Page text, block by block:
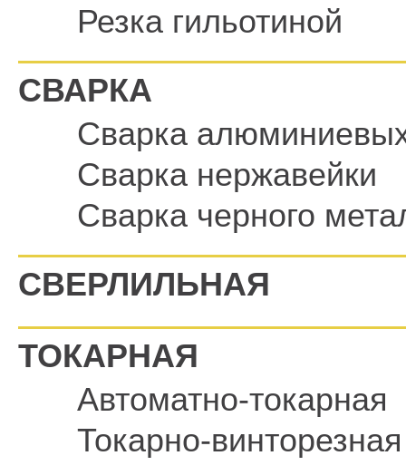
Резка гильотиной
СВАРКА
Сварка
Сварка нержавейки
Сварка черного
СВЕРЛИЛЬНАЯ
ТОКАРНАЯ
Автоматно-токарная
Токарно-винторезная